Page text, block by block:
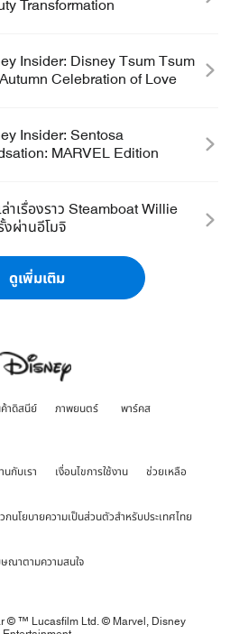
Transformation
Insider: Disney Tsum Tsum
Celebration of Love
Insider: Sentosa
MARVEL Edition
าเรื่องราว Steamboat Willie
ผ่านอีโมจิ
ดูเพิ่มเติม
าดิสนีย์ ภาพยนตร์ พาร์คส
นกับเรา เงื่อนไขการใช้งาน ช่วยเหลือ
กนโยบายความเป็นส่วนตัวสำหรับประเทศไทย
ณาตามความสนใจ
© ™ Lucasfilm Ltd. © Marvel, Disney